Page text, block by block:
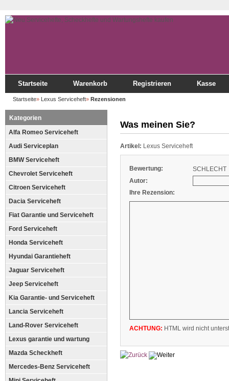
Startseite Warenkorb Registrieren Kasse
Startseite» Lexus Serviceheft» Rezensionen
Kategorien
Alfa Romeo Serviceheft
Audi Serviceplan
BMW Serviceheft
Chevrolet Serviceheft
Citroen Serviceheft
Dacia Serviceheft
Fiat Garantie und Serviceheft
Ford Serviceheft
Honda Serviceheft
Hyundai Garantieheft
Jaguar Serviceheft
Jeep Serviceheft
Kia Garantie- und Serviceheft
Lancia Serviceheft
Land-Rover Serviceheft
Lexus garantie und wartung
Mazda Scheckheft
Mercedes-Benz Serviceheft
Was meinen Sie?
Artikel: Lexus Serviceheft
Bewertung:
SCHLECHT
Autor:
Ihre Rezension:
ACHTUNG: HTML wird nicht